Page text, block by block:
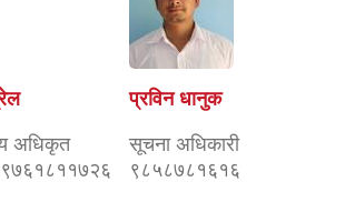
अधिकृत
प्रविन धानुक
सूचना अधिकारी
९८५८७८१६१६